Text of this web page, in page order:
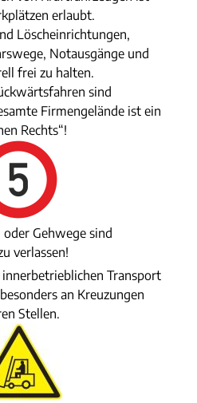
erlaubt.
Löscheinrichtungen,
Notausgänge und
frei zu halten.
sind
Firmengelände ist ein
Rechts“!
Gehwege sind
verlassen!
Transport
an Kreuzungen
Stellen.